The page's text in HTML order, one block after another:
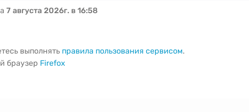
7 августа 2026г. в 16:58
выполнять правила пользования сервисом.
браузер Firefox